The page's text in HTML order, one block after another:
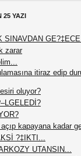
25 YAZI
SINAVDAN
zarar
itiraz edip
oluyor?
kapayana kadar
?‡IKTI...
UTANSIN...